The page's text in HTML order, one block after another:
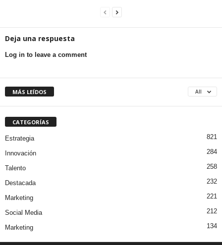
Deja una respuesta
Log in to leave a comment
MÁS LEÍDOS All
CATEGORÍAS
Estrategia 821
Innovación 284
Talento 258
Destacada 232
Marketing 221
Social Media 212
Marketing 134